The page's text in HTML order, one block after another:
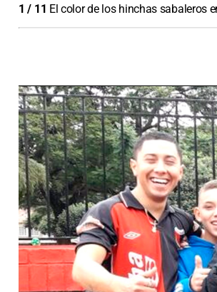
1 / 11 El color de los hinchas sabaleros